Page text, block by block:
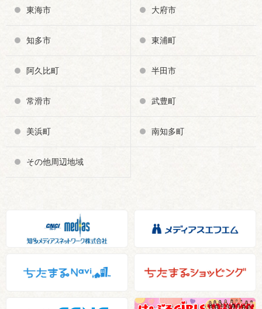
東海市 大府市
知多市 東浦町
阿久比町 半田市
常滑市 武豊町
美浜町 南知多町
その他周辺地域